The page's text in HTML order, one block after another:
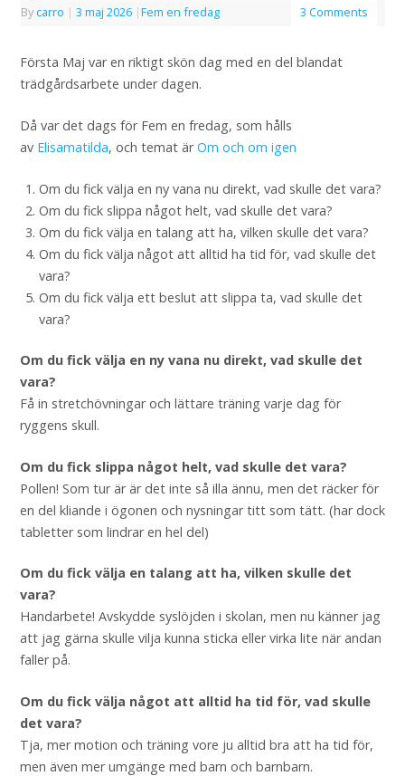
Bycarro | 3 maj 2026 |Fem en fredag 3 Comments
Första Maj var en riktigt skön dag med en del blandat
trädgårdsarbete under dagen.
Då var det dags för Fem en fredag, som hålls
av Elisamatilda, och temat ärOm och om igen
Om du fick välja en ny vana nu direkt, vad skulle det vara?
Om du fick slippa något helt, vad skulle det vara?
Om du fick välja en talang att ha, vilken skulle det vara?
Om du fick välja något att alltid ha tid för, vad skulle det
vara?
Om du fick välja ett beslut att slippa ta, vad skulle det
vara?
Om du fick välja en ny vana nu direkt, vad skulle det
vara?
Få in stretchövningar och lättare träning varje dag för
ryggens skull.
Om du fick slippa något helt, vad skulle det vara?
Pollen! Som tur är är det inte så illa ännu, men det räcker för
en del kliande i ögonen och nysningar titt som tätt. (har dock
tabletter som lindrar en hel del)
Om du fick välja en talang att ha, vilken skulle det
vara?
Handarbete! Avskydde syslöjden i skolan, men nu känner jag
att jag gärna skulle vilja kunna sticka eller virka lite när andan
faller på.
Om du fick välja något att alltid ha tid för, vad skulle
det vara?
Tja, mer motion och träning vore ju alltid bra att ha tid för,
men även mer umgänge med barn och barnbarn.